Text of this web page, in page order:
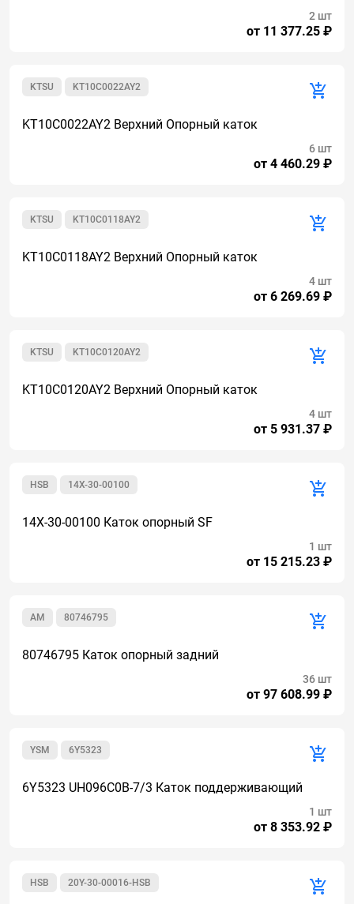
от 11 377.25 ₽
2 шт
KT10C0022AY2
KTSU
KT10C0022AY2 Верхний Опорный каток
от 4 460.29 ₽
6 шт
KT10C0118AY2
KTSU
KT10C0118AY2 Верхний Опорный каток
от 6 269.69 ₽
4 шт
KT10C0120AY2
KTSU
KT10C0120AY2 Верхний Опорный каток
от 5 931.37 ₽
4 шт
14X-30-00100
HSB
14X-30-00100 Каток опорный SF
от 15 215.23 ₽
1 шт
80746795
AM
80746795 Каток опорный задний
от 97 608.99 ₽
36 шт
6Y5323
YSM
6Y5323 UH096C0B-7/3 Каток поддерживающий
от 8 353.92 ₽
1 шт
20Y-30-00016-HSB
HSB